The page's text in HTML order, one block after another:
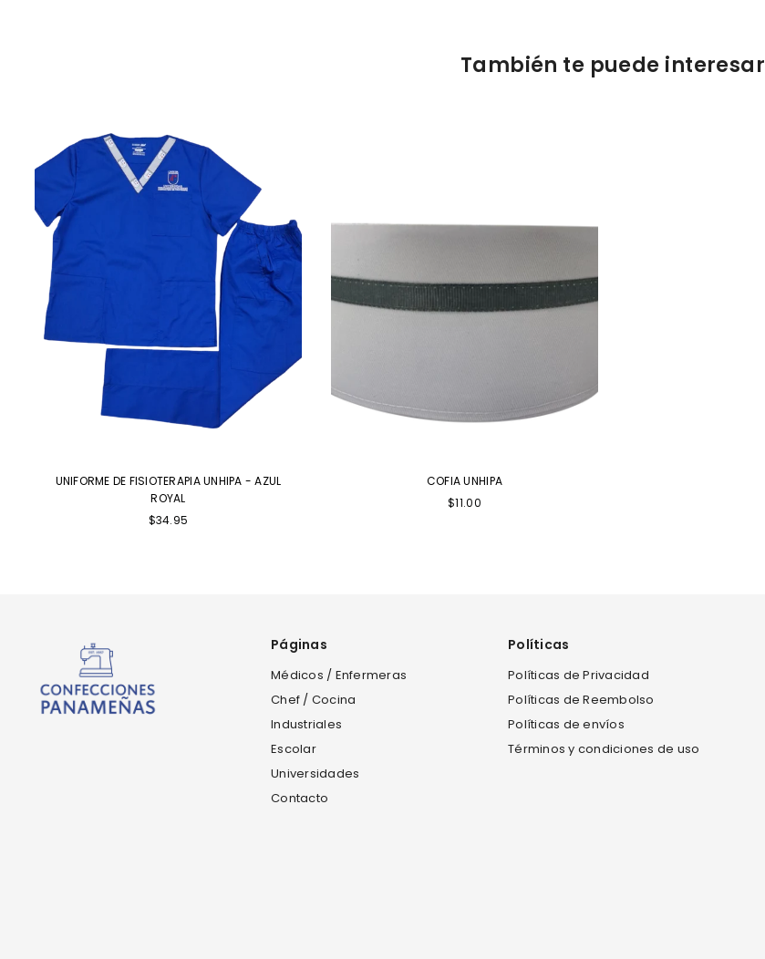
También te puede interesar
UNIFORME DE FISIOTERAPIA UNHIPA - AZUL
ROYAL
Precio
$34.95
COFIA UNHIPA
Precio
$11.00
Páginas
Médicos / Enfermeras
Chef / Cocina
Industriales
Escolar
Universidades
Contacto
Políticas
Políticas de Privacidad
Políticas de Reembolso
Políticas de envíos
Términos y condiciones de uso